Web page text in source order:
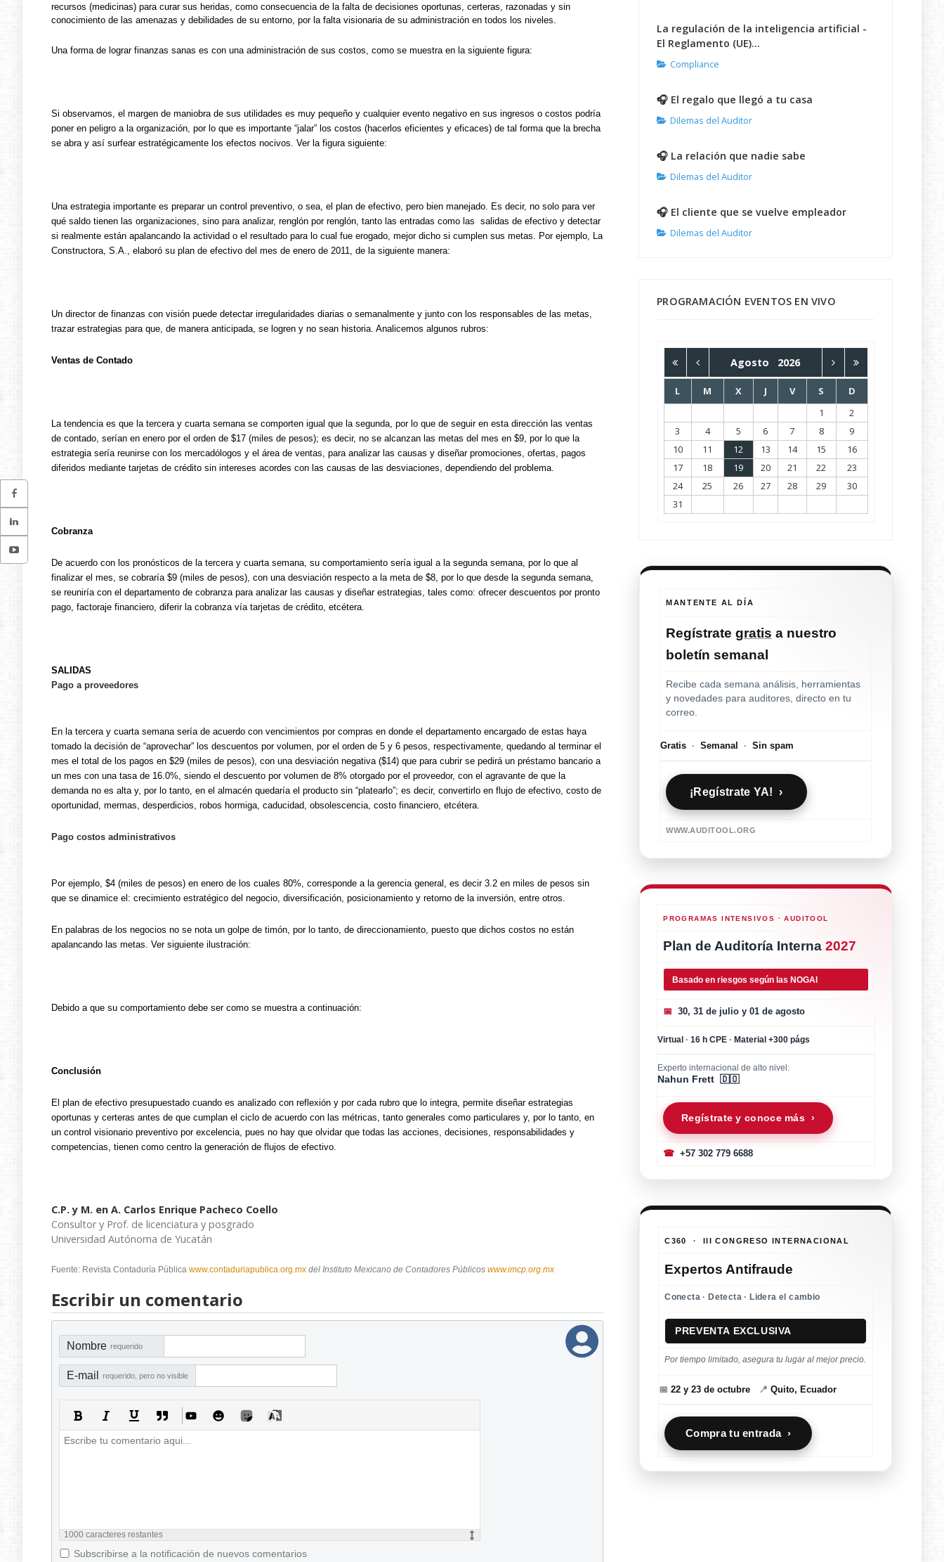
recursos (medicinas) para curar sus heridas, como consecuencia de la falta de decisiones oportunas, certeras, razonadas y sin
conocimiento de las amenazas y debilidades de su entorno, por la falta visionaria de su administración en todos los niveles.
Una forma de lograr finanzas sanas es con una administración de sus costos, como se muestra en la siguiente figura:
Si observamos, el margen de maniobra de sus utilidades es muy pequeño y cualquier evento negativo en sus ingresos o costos podría
poner en peligro a la organización, por lo que es importante “jalar” los costos (hacerlos eficientes y eficaces) de tal forma que la brecha
se abra y así surfear estratégicamente los efectos nocivos. Ver la figura siguiente:
Una estrategia importante es preparar un control preventivo, o sea, el plan de efectivo, pero bien manejado. Es decir, no solo para ver
qué saldo tienen las organizaciones, sino para analizar, renglón por renglón, tanto las entradas como las salidas de efectivo y detectar
si realmente están apalancando la actividad o el resultado para lo cual fue erogado, mejor dicho si cumplen sus metas. Por ejemplo, La
Constructora, S.A., elaboró su plan de efectivo del mes de enero de 2011, de la siguiente manera:
Un director de finanzas con visión puede detectar irregularidades diarias o semanalmente y junto con los responsables de las metas,
trazar estrategias para que, de manera anticipada, se logren y no sean historia. Analicemos algunos rubros:
Ventas de Contado
La tendencia es que la tercera y cuarta semana se comporten igual que la segunda, por lo que de seguir en esta dirección las ventas
de contado, serían en enero por el orden de $17 (miles de pesos); es decir, no se alcanzan las metas del mes en $9, por lo que la
estrategia sería reunirse con los mercadólogos y el área de ventas, para analizar las causas y diseñar promociones, ofertas, pagos
diferidos mediante tarjetas de crédito sin intereses acordes con las causas de las desviaciones, dependiendo del problema.
Cobranza
De acuerdo con los pronósticos de la tercera y cuarta semana, su comportamiento sería igual a la segunda semana, por lo que al
finalizar el mes, se cobraría $9 (miles de pesos), con una desviación respecto a la meta de $8, por lo que desde la segunda semana,
se reuniría con el departamento de cobranza para analizar las causas y diseñar estrategias, tales como: ofrecer descuentos por pronto
pago, factoraje financiero, diferir la cobranza vía tarjetas de crédito, etcétera.
SALIDAS
Pago a proveedores
En la tercera y cuarta semana sería de acuerdo con vencimientos por compras en donde el departamento encargado de estas haya
tomado la decisión de “aprovechar” los descuentos por volumen, por el orden de 5 y 6 pesos, respectivamente, quedando al terminar el
mes el total de los pagos en $29 (miles de pesos), con una desviación negativa ($14) que para cubrir se pedirá un préstamo bancario a
un mes con una tasa de 16.0%, siendo el descuento por volumen de 8% otorgado por el proveedor, con el agravante de que la
demanda no es alta y, por lo tanto, en el almacén quedaría el producto sin “platearlo”; es decir, convertirlo en flujo de efectivo, costo de
oportunidad, mermas, desperdicios, robos hormiga, caducidad, obsolescencia, costo financiero, etcétera.
Pago costos administrativos
Por ejemplo, $4 (miles de pesos) en enero de los cuales 80%, corresponde a la gerencia general, es decir 3.2 en miles de pesos sin
que se dinamice el: crecimiento estratégico del negocio, diversificación, posicionamiento y retorno de la inversión, entre otros.
En palabras de los negocios no se nota un golpe de timón, por lo tanto, de direccionamiento, puesto que dichos costos no están
apalancando las metas. Ver siguiente ilustración:
Debido a que su comportamiento debe ser como se muestra a continuación:
Conclusión
El plan de efectivo presupuestado cuando es analizado con reflexión y por cada rubro que lo integra, permite diseñar estrategias
oportunas y certeras antes de que cumplan el ciclo de acuerdo con las métricas, tanto generales como particulares y, por lo tanto, en
un control visionario preventivo por excelencia, pues no hay que olvidar que todas las acciones, decisiones, responsabilidades y
competencias, tienen como centro la generación de flujos de efectivo.
C.P. y M. en A. Carlos Enrique Pacheco Coello
Consultor y Prof. de licenciatura y posgrado
Universidad Autónoma de Yucatán
Fuente: Revista Contaduría Pública www.contaduriapublica.org.mx del Instituto Mexicano de Contadores Públicos www.imcp.org.mx
Escribir un comentario
Nombre requerido
E-mail requerido, pero no visible
1000 caracteres restantes
Subscribirse a la notificación de nuevos comentarios
La regulación de la inteligencia artificial -
El Reglamento (UE)...
Compliance
🎧 El regalo que llegó a tu casa
Dilemas del Auditor
🎧 La relación que nadie sabe
Dilemas del Auditor
🎧 El cliente que se vuelve empleador
Dilemas del Auditor
PROGRAMACIÓN EVENTOS EN VIVO
Agosto 2026
L M X J V S
D
1
2
3
4 5 6 7 8
9
10
11 12 13 14 15
16
17
18 19 20 21 22
23
24
25 26 27 28 29
30
31
MANTENTE AL DÍA
Regístrategratis a nuestro
boletín semanal
Recibe cada semana análisis, herramientas
y novedades para auditores, directo en tu
correo.
Gratis · Semanal · Sin spam
¡Regístrate YA! ›
WWW.AUDITOOL.ORG
PROGRAMAS INTENSIVOS · AUDITOOL
Plan de Auditoría Interna2027
Basado en riesgos según las NOGAI
📅 30, 31 de julio y 01 de agosto
Virtual· 16 h CPE· Material +300 págs
Experto internacional de alto nivel:
Nahun Frett 🇩🇴
Regístrate y conoce más ›
☎ +57 302 779 6688
C360 · III CONGRESO INTERNACIONAL
Expertos Antifraude
Conecta · Detecta · Lidera el cambio
PREVENTA EXCLUSIVA
Por tiempo limitado, asegura tu lugar al mejor precio.
📅 22 y 23 de octubre 📍 Quito, Ecuador
Compra tu entrada ›